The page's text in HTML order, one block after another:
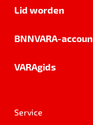
Lid worden
BNNVARA-
VARAgids
Service